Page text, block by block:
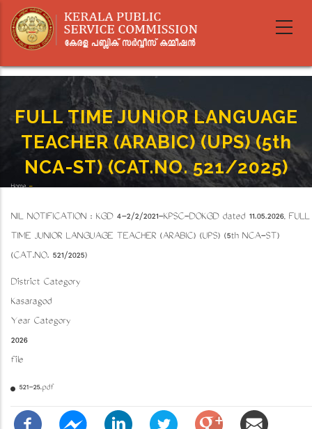
main
content
FULL TIME JUNIOR LANGUAGE
TEACHER (ARABIC) (UPS) (5th
NCA-ST) (CAT.NO. 521/2025)
Home -
NIL NOTIFICATION : KGD 4-2/2/2021-KPSC-DOKGD dated 11.05.2026, FULL
TIME JUNIOR LANGUAGE TEACHER (ARABIC) (UPS) (5th NCA-ST)
(CAT.NO. 521/2025)
District Category
Kasaragod
Year Category
2026
file
521-25.pdf